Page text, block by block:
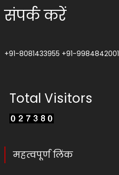
संपर्क करें
+91-8081433955 +91-9984842001
Total Visitors
महत्वपूर्ण लिंक